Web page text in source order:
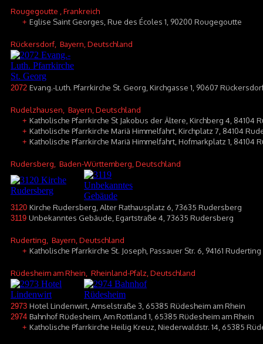
Rougegoutte , Frankreich
+ Eglise Saint Georges, Rue des Écoles 1, 90200 Rougegoutte
Rückersdorf , Bayern, Deutschland
2072 Evang.-Luth. Pfarrkirche St. Georg, Kirchgasse 1, 90607
Rudelzhausen , Bayern, Deutschland
+ Katholische Pfarrkirche St Jakobus der Ältere, Kirchberg 4, 84104
+ Katholische Pfarrkirche Mariä Himmelfahrt, Kirchplatz 7, 84104
+ Katholische Pfarrkirche Mariä Himmelfahrt, Hofmarkplatz 1, 84104
Rudersberg , Baden-Württemberg, Deutschland
3120 Kirche Rudersberg, Alter Rathausplatz 6, 73635 Rudersberg
3119 Unbekanntes Gebäude, Egartstraße 4, 73635 Rudersberg
Ruderting , Bayern, Deutschland
+ Katholische Pfarrkirche St. Joseph, Passauer Str. 6, 94161 Ruderting
Rüdesheim am Rhein , Rheinland-Pfalz, Deutschland
2973 Hotel Lindenwirt, Amselstraße 3, 65385 Rüdesheim am Rhein
2974 Bahnhof Rüdesheim, Am Rottland 1, 65385 Rüdesheim am Rhein
+ Katholische Pfarrkirche Heilig Kreuz, Niederwaldstr. 14, 65385